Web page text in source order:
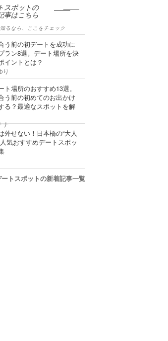
スポットの
事はこちら
るなら、ここをチェック
う前の初デートを成功に
ラン8選。デート場所を決
イントとは？
り
ト場所のおすすめ13選。
う前の初めてのお出かけ
る？最適なスポットを解
ナ
外せない！日本橋の“大人
気おすすめデートスポッ
トスポットの新着記事一覧